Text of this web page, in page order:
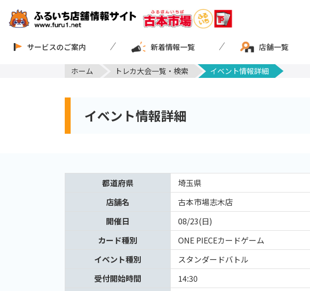
サービスのご案内 新着情報一覧 店舗一覧
ホーム トレカ大会一覧・検索 イベント情報詳細
イベント情報詳細
都道府県
埼玉県
店舗名
古本市場志木店
開催日
08/23(日)
カード種別
ONE PIECEカードゲーム
イベント種別
スタンダードバトル
受付開始時間
14:30